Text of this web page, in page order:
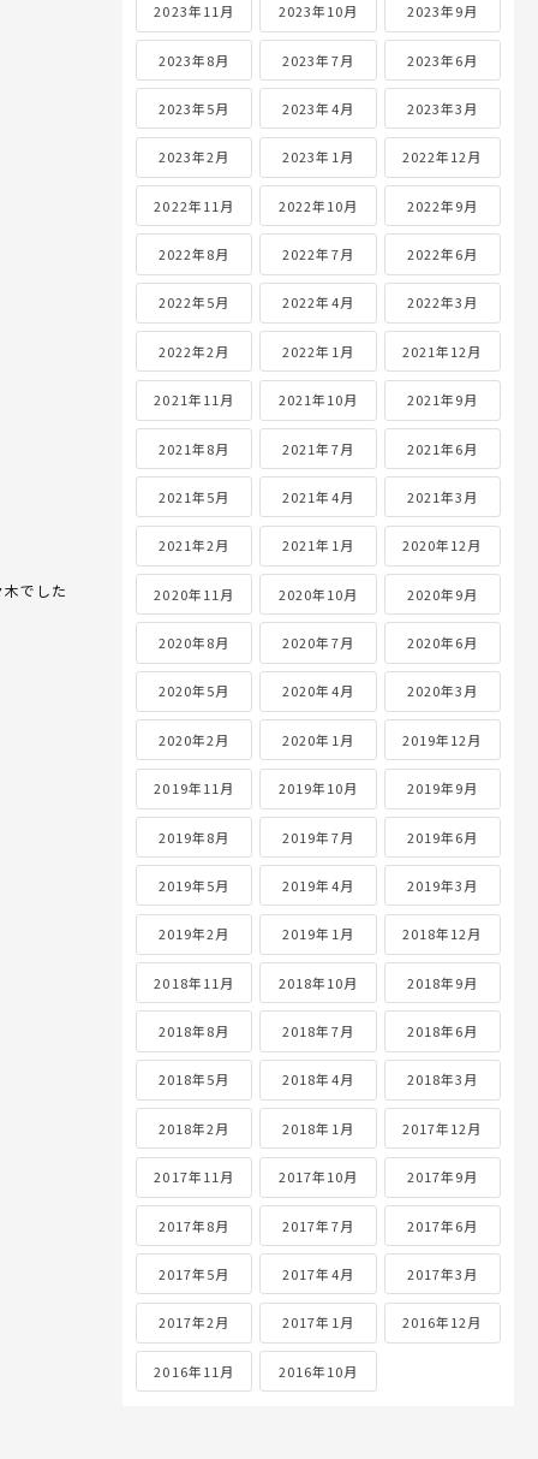
でした
2023年11月 2023年10月 2023年9月
2023年8月 2023年7月 2023年6月
2023年5月 2023年4月 2023年3月
2023年2月 2023年1月 2022年12月
2022年11月 2022年10月 2022年9月
2022年8月 2022年7月 2022年6月
2022年5月 2022年4月 2022年3月
2022年2月 2022年1月 2021年12月
2021年11月 2021年10月 2021年9月
2021年8月 2021年7月 2021年6月
2021年5月 2021年4月 2021年3月
2021年2月 2021年1月 2020年12月
2020年11月 2020年10月 2020年9月
2020年8月 2020年7月 2020年6月
2020年5月 2020年4月 2020年3月
2020年2月 2020年1月 2019年12月
2019年11月 2019年10月 2019年9月
2019年8月 2019年7月 2019年6月
2019年5月 2019年4月 2019年3月
2019年2月 2019年1月 2018年12月
2018年11月 2018年10月 2018年9月
2018年8月 2018年7月 2018年6月
2018年5月 2018年4月 2018年3月
2018年2月 2018年1月 2017年12月
2017年11月 2017年10月 2017年9月
2017年8月 2017年7月 2017年6月
2017年5月 2017年4月 2017年3月
2017年2月 2017年1月 2016年12月
2016年11月 2016年10月